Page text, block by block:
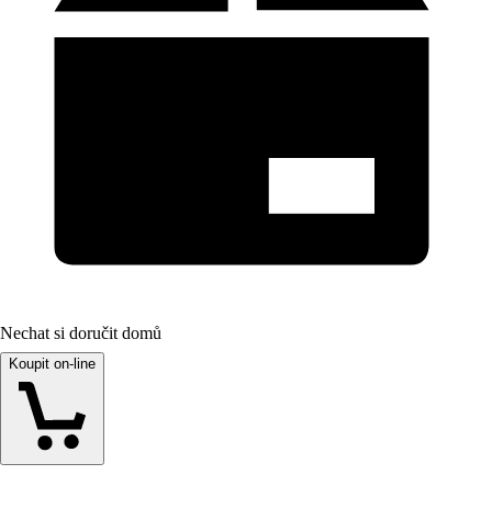
Nechat si doručit domů
Koupit on-line